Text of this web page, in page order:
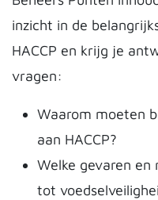
inzicht in de
HACCP en krijg je
vragen:
Waarom moeten
aan HACCP?
Welke gevaren en
tot